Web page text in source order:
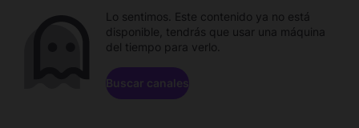
Lo sentimos. Este contenido ya no está
disponible, tendrás que usar una máquina
del tiempo para verlo.
Buscar canales